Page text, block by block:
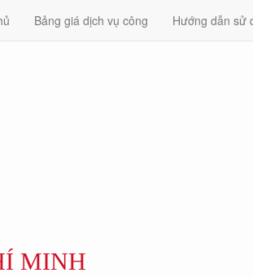
Bảng giá dịch vụ công Hướng dẫn sử
MINH